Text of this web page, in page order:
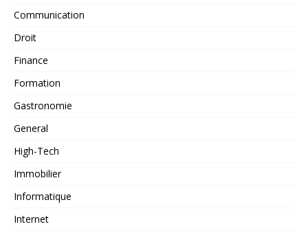
Communication
Droit
Finance
Formation
Gastronomie
General
High-Tech
Immobilier
Informatique
Internet